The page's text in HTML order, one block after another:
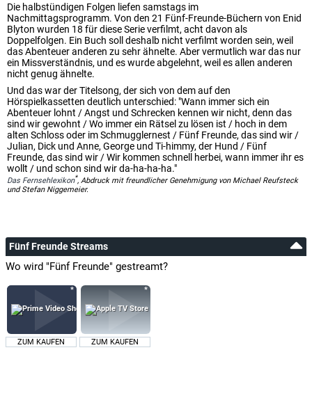
Die halbstündigen Folgen liefen samstags im
Nachmittagsprogramm. Von den 21 Fünf-Freunde-Büchern von Enid
Blyton wurden 18 für diese Serie verfilmt, acht davon als
Doppelfolgen. Ein Buch soll deshalb nicht verfilmt worden sein, weil
das Abenteuer anderen zu sehr ähnelte. Aber vermutlich war das nur
ein Missverständnis, und es wurde abgelehnt, weil es allen anderen
nicht genug ähnelte.
Und das war der Titelsong, der sich von dem auf den
Hörspielkassetten deutlich unterschied: "Wann immer sich ein
Abenteuer lohnt / Angst und Schrecken kennen wir nicht, denn das
sind wir gewohnt / Wo immer ein Rätsel zu lösen ist / hoch in dem
alten Schloss oder im Schmugglernest / Fünf Freunde, das sind wir /
Julian, Dick und Anne, George und Ti-himmy, der Hund / Fünf
Freunde, das sind wir / Wir kommen schnell herbei, wann immer ihr es
wollt / und schon sind wir da-ha-ha-ha."
Das Fernsehlexikon*, Abdruck mit freundlicher Genehmigung von Michael Reufsteck
und Stefan Niggemeier.
Fünf Freunde Streams
Wo wird "Fünf Freunde" gestreamt?
ZUM KAUFEN ZUM KAUFEN